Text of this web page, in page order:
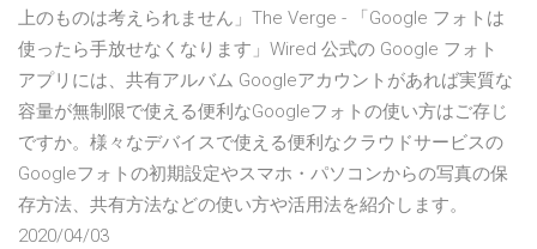
上のものは考えられません」The Verge - 「Google フォトは
使ったら手放せなくなります」Wired 公式の Google フォト
アプリには、共有アルバム Googleアカウントがあれば実質な
容量が無制限で使える便利なGoogleフォトの使い方はご存じ
ですか。様々なデバイスで使える便利なクラウドサービスの
Googleフォトの初期設定やスマホ・パソコンからの写真の保
存方法、共有方法などの使い方や活用法を紹介します。
2020/04/03